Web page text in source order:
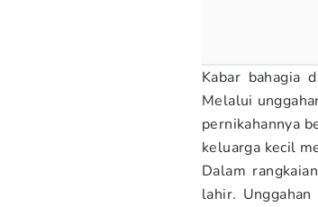
Kabar bahagia
Melalui
pernikahannya
keluarga kecil
Dalam
lahir.